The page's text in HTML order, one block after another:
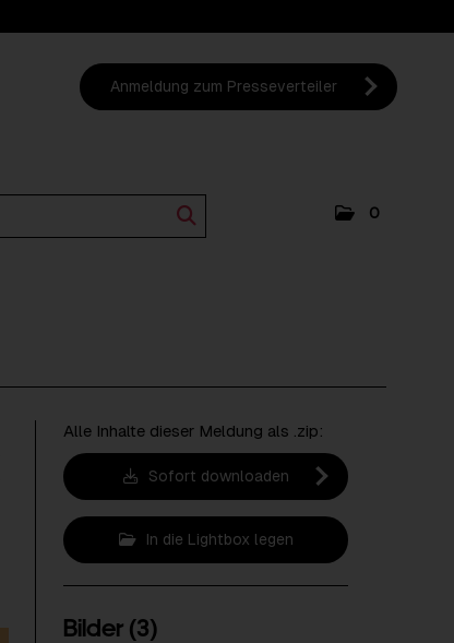
Anmeldung zum Presseverteiler
0
Alle Inhalte dieser Meldung als .zip:
Sofort downloaden
In die Lightbox legen
Bilder (3)